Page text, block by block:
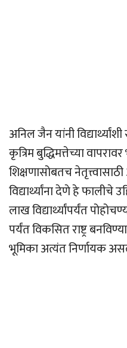
अनिल जैन यांनी
कृत्रिम बुद्धिमत्तेच्या
शिक्षणासोबतच
विद्यार्थ्यांना देणे हे फालीचे
लाख विद्यार्थ्यांपर्यंत
पर्यंत विकसित राष्ट्र
भूमिका अत्यंत निर्णायक